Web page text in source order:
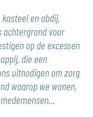
en abdij,
achtergrond voor
op de excessen
die een
uitnodigen om zorg
waarop we wonen,